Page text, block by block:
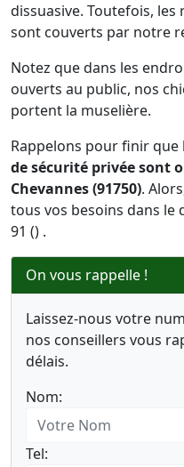
dissuasive. Toutefois,
sont couverts par notre
Notez que dans les
ouverts au public, nos
portent la muselière.
Rappelons pour finir que
de sécurité privée sont
Chevannes (91750).
tous vos besoins dans
91 () .
On vous rappelle !
Laissez-nous votre
nos conseillers vous
délais.
Nom:
Tel: